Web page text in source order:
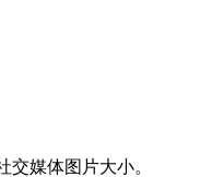
交媒体图片大小。